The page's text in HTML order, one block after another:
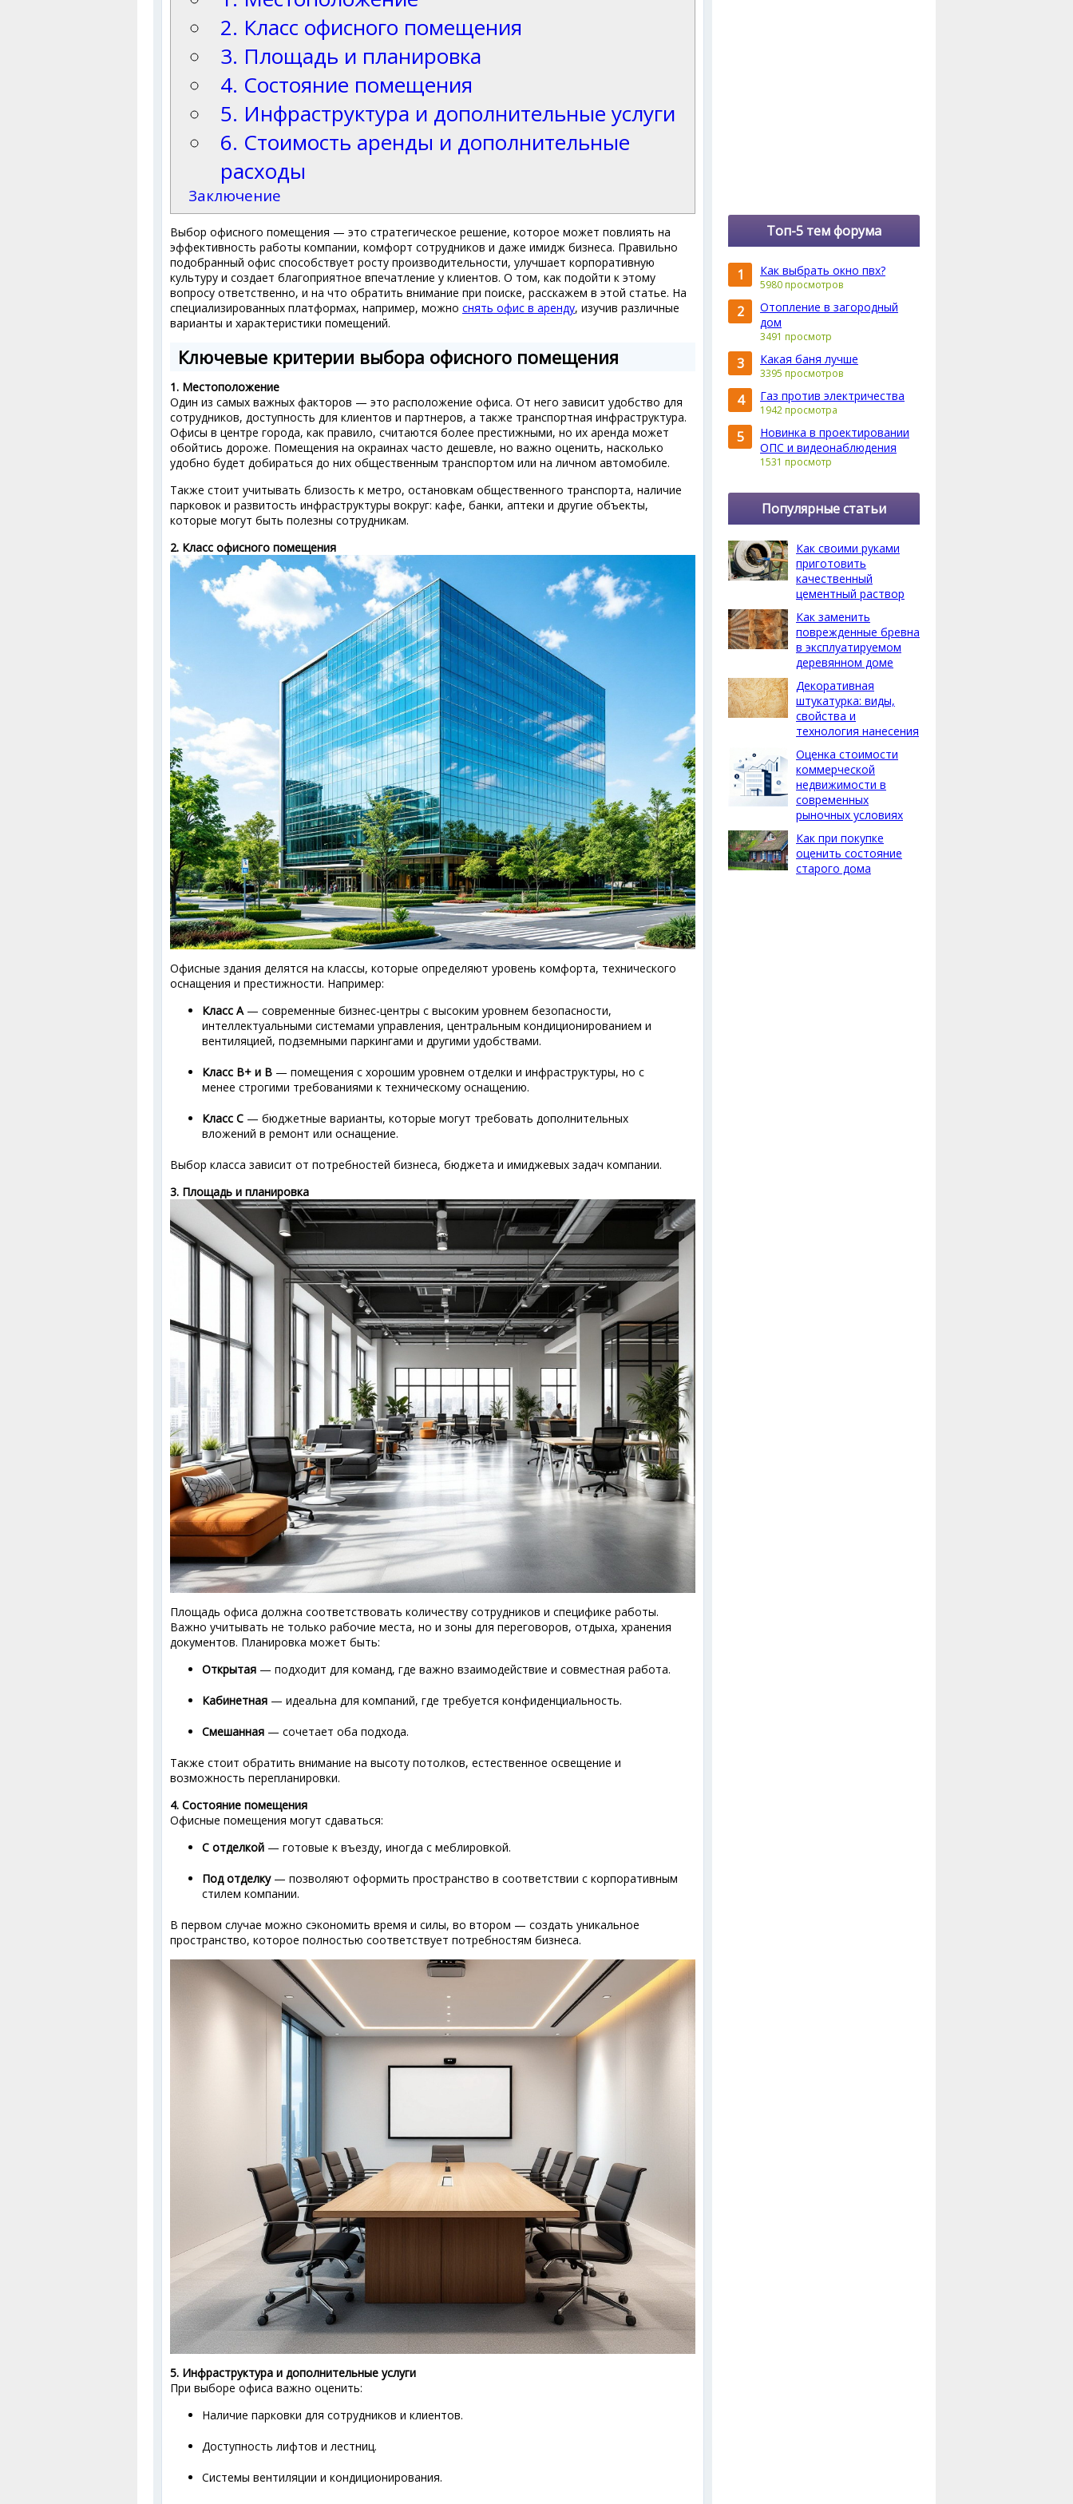
2. Класс офисного помещения
3. Площадь и планировка
4. Состояние помещения
5. Инфраструктура и дополнительные услуги
6. Стоимость аренды и дополнительные
расходы
Заключение
Выбор офисного помещения — это стратегическое решение, которое может повлиять на
эффективность работы компании, комфорт сотрудников и даже имидж бизнеса. Правильно
подобранный офис способствует росту производительности, улучшает корпоративную
культуру и создает благоприятное впечатление у клиентов. О том, как подойти к этому
вопросу ответственно, и на что обратить внимание при поиске, расскажем в этой статье. На
специализированных платформах, например, можно снять офис в аренду, изучив различные
варианты и характеристики помещений.
Ключевые критерии выбора офисного помещения
1. Местоположение
Один из самых важных факторов — это расположение офиса. От него зависит удобство для
сотрудников, доступность для клиентов и партнеров, а также транспортная инфраструктура.
Офисы в центре города, как правило, считаются более престижными, но их аренда может
обойтись дороже. Помещения на окраинах часто дешевле, но важно оценить, насколько
удобно будет добираться до них общественным транспортом или на личном автомобиле.
Также стоит учитывать близость к метро, остановкам общественного транспорта, наличие
парковок и развитость инфраструктуры вокруг: кафе, банки, аптеки и другие объекты,
которые могут быть полезны сотрудникам.
2. Класс офисного помещения
Офисные здания делятся на классы, которые определяют уровень комфорта, технического
оснащения и престижности. Например:
Класс A — современные бизнес-центры с высоким уровнем безопасности,
интеллектуальными системами управления, центральным кондиционированием и
вентиляцией, подземными паркингами и другими удобствами.
Класс B+ и B — помещения с хорошим уровнем отделки и инфраструктуры, но с
менее строгими требованиями к техническому оснащению.
Класс C — бюджетные варианты, которые могут требовать дополнительных
вложений в ремонт или оснащение.
Выбор класса зависит от потребностей бизнеса, бюджета и имиджевых задач компании.
3. Площадь и планировка
Площадь офиса должна соответствовать количеству сотрудников и специфике работы.
Важно учитывать не только рабочие места, но и зоны для переговоров, отдыха, хранения
документов. Планировка может быть:
Открытая — подходит для команд, где важно взаимодействие и совместная работа.
Кабинетная — идеальна для компаний, где требуется конфиденциальность.
Смешанная — сочетает оба подхода.
Также стоит обратить внимание на высоту потолков, естественное освещение и
возможность перепланировки.
4. Состояние помещения
Офисные помещения могут сдаваться:
С отделкой — готовые к въезду, иногда с меблировкой.
Под отделку— позволяют оформить пространство в соответствии с корпоративным
стилем компании.
В первом случае можно сэкономить время и силы, во втором — создать уникальное
пространство, которое полностью соответствует потребностям бизнеса.
5. Инфраструктура и дополнительные услуги
При выборе офиса важно оценить:
Наличие парковки для сотрудников и клиентов.
Доступность лифтов и лестниц.
Системы вентиляции и кондиционирования.
Топ-5 тем форума
1 Как выбрать окно пвх?
5980 просмотров
2
Отопление в загородный
дом
3491 просмотр
3 Какая баня лучше
3395 просмотров
4 Газ против электричества
1942 просмотра
5
Новинка в проектировании
ОПС и видеонаблюдения
1531 просмотр
Популярные статьи
Как своими руками
приготовить
качественный
цементный раствор
Как заменить
поврежденные бревна
в эксплуатируемом
деревянном доме
Декоративная
штукатурка: виды,
свойства и
технология нанесения
Оценка стоимости
коммерческой
недвижимости в
современных
рыночных условиях
Как при покупке
оценить состояние
старого дома